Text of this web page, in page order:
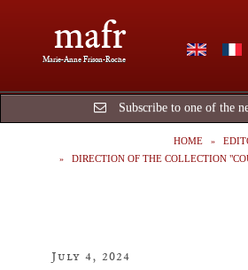
mafr
Marie-Anne Frison-Roche
Subscribe to one of the
HOME
DIRECTION OF THE COLLECTION
July 4, 2024